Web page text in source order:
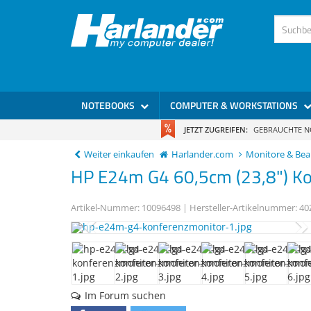
NOTEBOOKS COMPUTER & WORKSTATIONS
JETZT ZUGREIFEN: GEBRAUCHTE
Weiter einkaufen Harlander.com Monitore &
HP E24m G4 60,5cm (23,8")
Artikel-Nummer: 10096498 | Hersteller-Artikelnummer:
Im Forum suchen